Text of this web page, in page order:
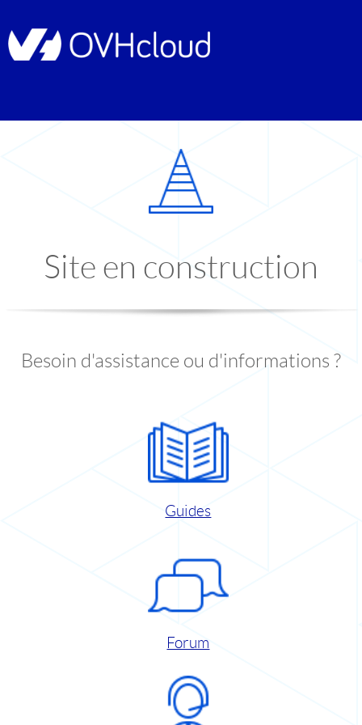
Site en construction
Besoin d'assistance ou d'informations ?
Guides
Forum